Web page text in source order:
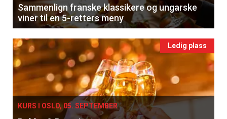
Sammenlign franske klassikere og ungarske
viner til en 5-retters meny
Ledig plass
KURS I OSLO, 05. SEPTEMBER